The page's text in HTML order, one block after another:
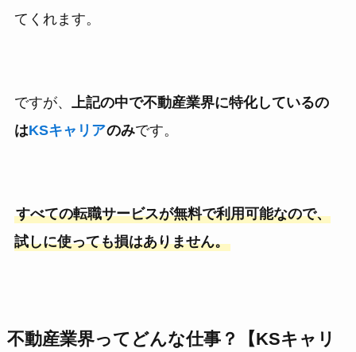
てくれます。
ですが、 上記の中で不動産業界に特化しているの
はKSキャリアのみです。
すべての転職サービスが無料で利用可能なので、
試しに使っても損はありません。
不動産業界ってどんな仕事？【KSキャリ